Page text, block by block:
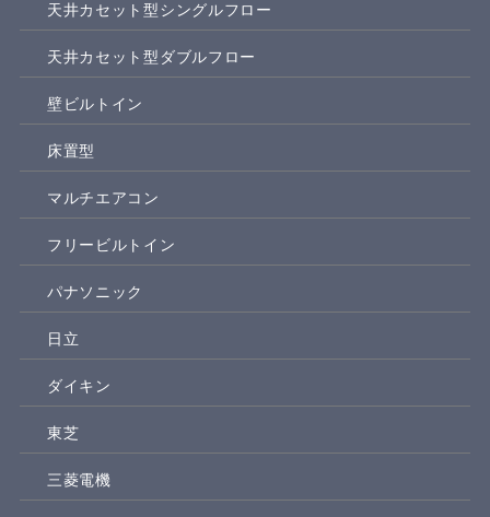
天井カセット型シングルフロー
天井カセット型ダブルフロー
壁ビルトイン
床置型
マルチエアコン
フリービルトイン
パナソニック
日立
ダイキン
東芝
三菱電機